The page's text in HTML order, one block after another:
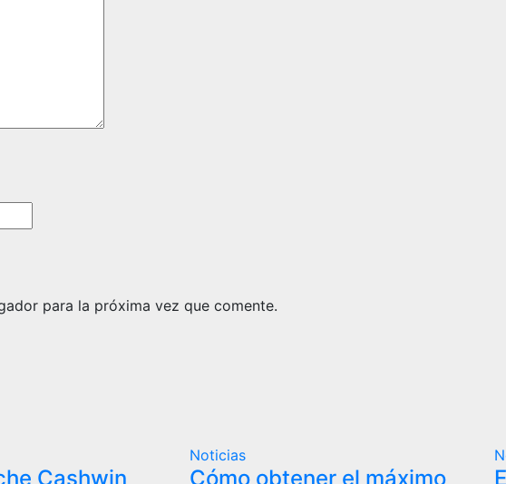
para la próxima vez que comente.
Cashwin
Noticias
Cómo obtener el máximo